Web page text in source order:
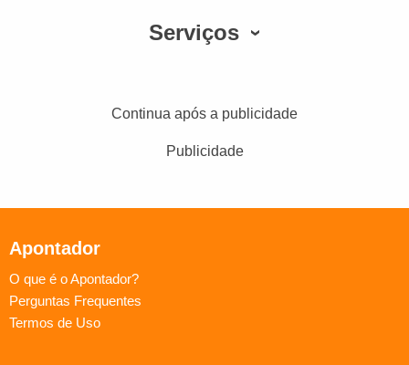
Serviços
Continua após a publicidade
Publicidade
Apontador
O que é o Apontador?
Perguntas Frequentes
Termos de Uso